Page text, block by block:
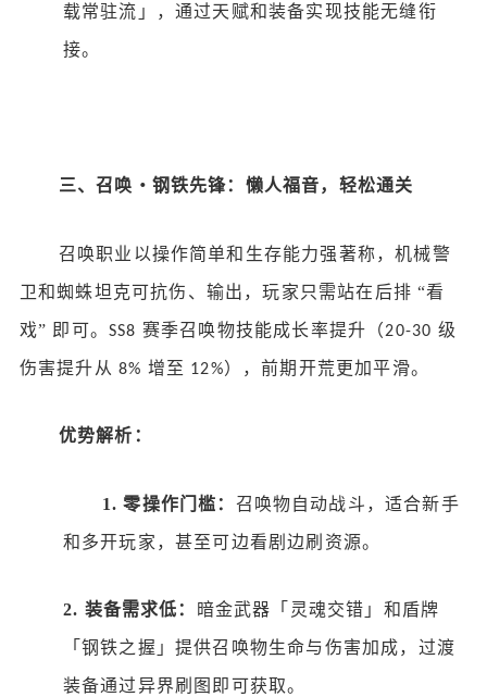
载常驻流」，通过天赋和装备实现技能无缝衔
接。
三、召唤・钢铁先锋：懒人福音，轻松通关
召唤职业以操作简单和生存能力强著称，机械警
卫和蜘蛛坦克可抗伤、输出，玩家只需站在后排 “看
戏” 即可。SS8 赛季召唤物技能成长率提升（20-30 级
伤害提升从8% 增至 12%），前期开荒更加平滑。
优势解析：
1.零操作门槛： 召唤物自动战斗，适合新手
和多开玩家，甚至可边看剧边刷资源。
2. 装备需求低： 暗金武器「灵魂交错」和盾牌
「钢铁之握」提供召唤物生命与伤害加成，过渡
装备通过异界刷图即可获取。